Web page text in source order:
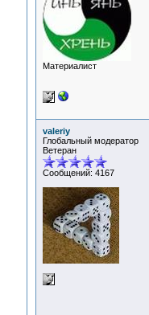
Материалист
valeriy
Глобальный модератор
Ветеран
Сообщений: 4167